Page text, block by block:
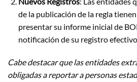
de la publicación de la regla
presentar su informe inicial de
notificación de su registro efectivo.
Cabe destacar que las entidades
obligadas a reportar a personas